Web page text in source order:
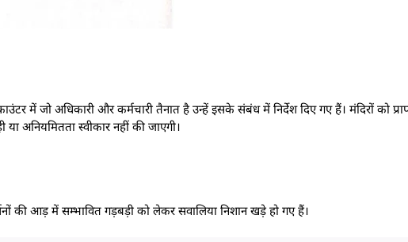
में जो अधिकारी और कर्मचारी तैनात है उन्हें इसके संबंध में निर्देश दिए गए हैं। मंदिरों को
अनियमितता स्वीकार नहीं की जाएगी।
की आड़ में सम्भावित गड़बड़ी को लेकर सवालिया निशान खड़े हो गए हैं।